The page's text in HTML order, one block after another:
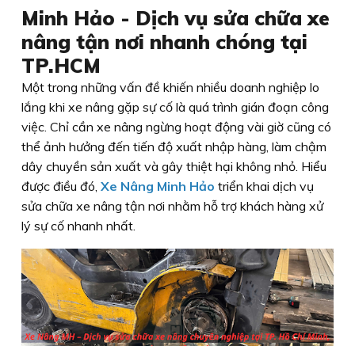
Minh Hảo - Dịch vụ sửa chữa xe
nâng tận nơi nhanh chóng tại
TP.HCM
Một trong những vấn đề khiến nhiều doanh nghiệp lo
lắng khi xe nâng gặp sự cố là quá trình gián đoạn công
việc. Chỉ cần xe nâng ngừng hoạt động vài giờ cũng có
thể ảnh hưởng đến tiến độ xuất nhập hàng, làm chậm
dây chuyền sản xuất và gây thiệt hại không nhỏ. Hiểu
được điều đó, Xe Nâng Minh Hảo triển khai dịch vụ
sửa chữa xe nâng tận nơi nhằm hỗ trợ khách hàng xử
lý sự cố nhanh nhất.